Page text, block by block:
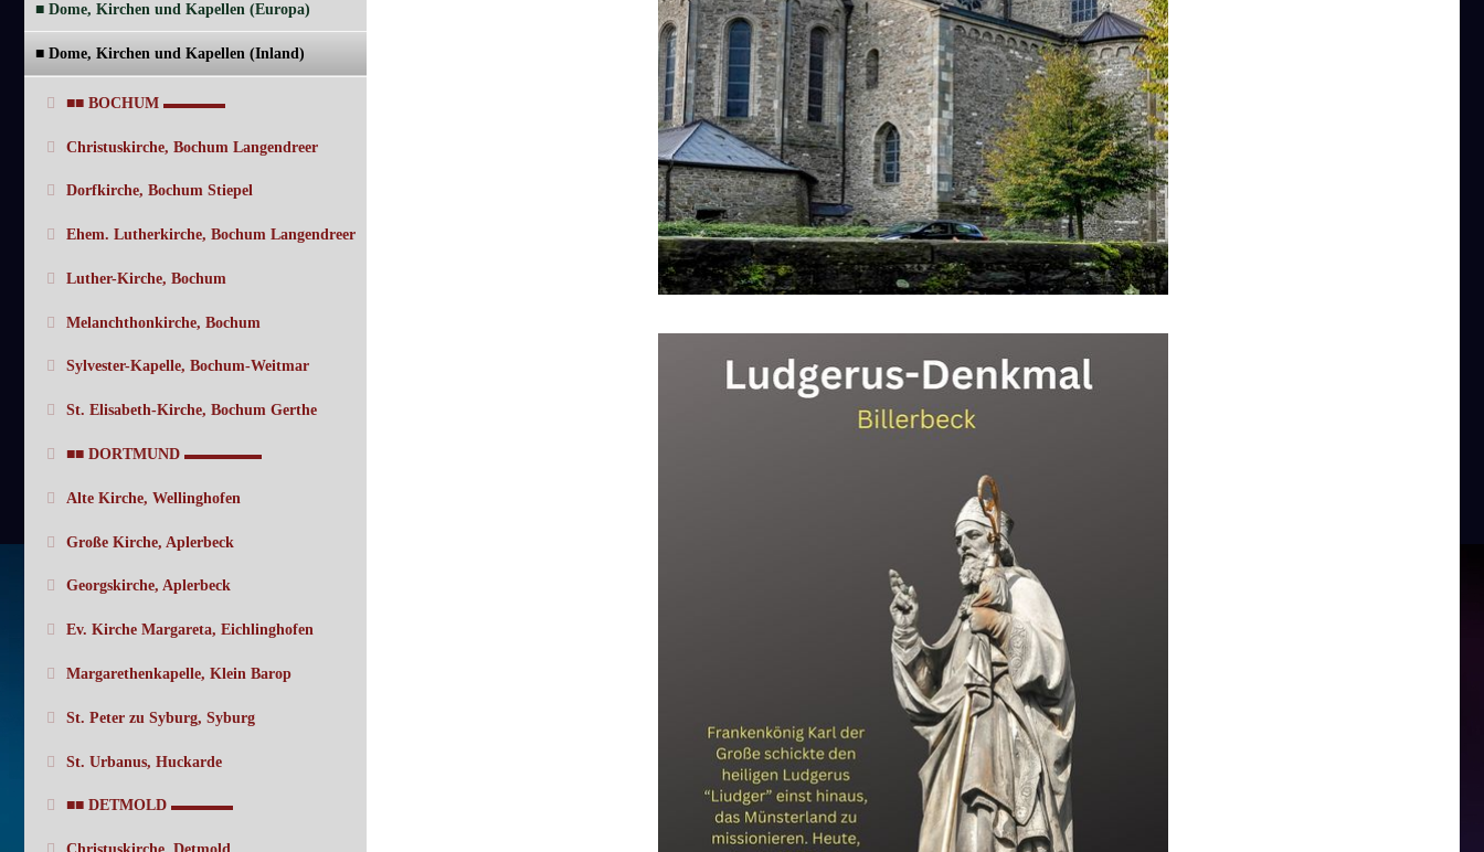
■ Dome, Kirchen und Kapellen (Europa)
■ Dome, Kirchen und Kapellen (Inland)
■■ BOCHUM ▬▬▬▬
Christuskirche, Bochum Langendreer
Dorfkirche, Bochum Stiepel
Ehem. Lutherkirche, Bochum Langendreer
Luther-Kirche, Bochum
Melanchthonkirche, Bochum
Sylvester-Kapelle, Bochum-Weitmar
St. Elisabeth-Kirche, Bochum Gerthe
■■ DORTMUND ▬▬▬▬▬
Alte Kirche, Wellinghofen
Große Kirche, Aplerbeck
Georgskirche, Aplerbeck
Ev. Kirche Margareta, Eichlinghofen
Margarethenkapelle, Klein Barop
St. Peter zu Syburg, Syburg
St. Urbanus, Huckarde
■■ DETMOLD ▬▬▬▬